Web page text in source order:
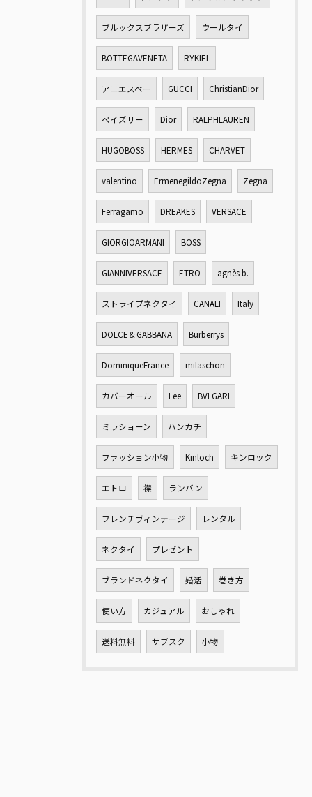
ブルックスブラザーズ ウールタイ
BOTTEGAVENETA RYKIEL
アニエスベー GUCCI ChristianDior
ペイズリー Dior RALPHLAUREN
HUGOBOSS HERMES CHARVET
valentino ErmenegildoZegna Zegna
Ferragamo DREAKES VERSACE
GIORGIOARMANI BOSS
GIANNIVERSACE ETRO agnès b.
ストライプネクタイ CANALI Italy
DOLCE＆GABBANA Burberrys
DominiqueFrance milaschon
カバーオール Lee BVLGARI
ミラショーン ハンカチ
ファッション小物 Kinloch キンロック
エトロ 襟 ランバン
フレンチヴィンテージ レンタル
ネクタイ プレゼント
ブランドネクタイ 婚活 巻き方
使い方 カジュアル おしゃれ
送料無料 サブスク 小物